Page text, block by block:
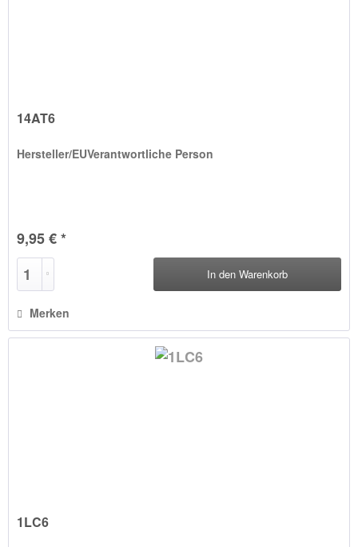
14AT6
Hersteller/EUVerantwortliche Person
9,95 € *
In den Warenkorb
Merken
1LC6